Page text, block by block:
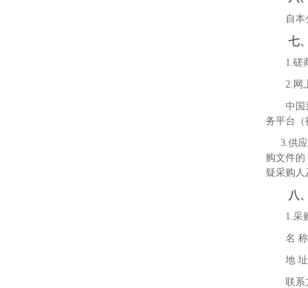
自
七
1.磋
2. 网
中国
务平台（
3.供
购文件的
疑采购人
八
1.采
名
地
联系